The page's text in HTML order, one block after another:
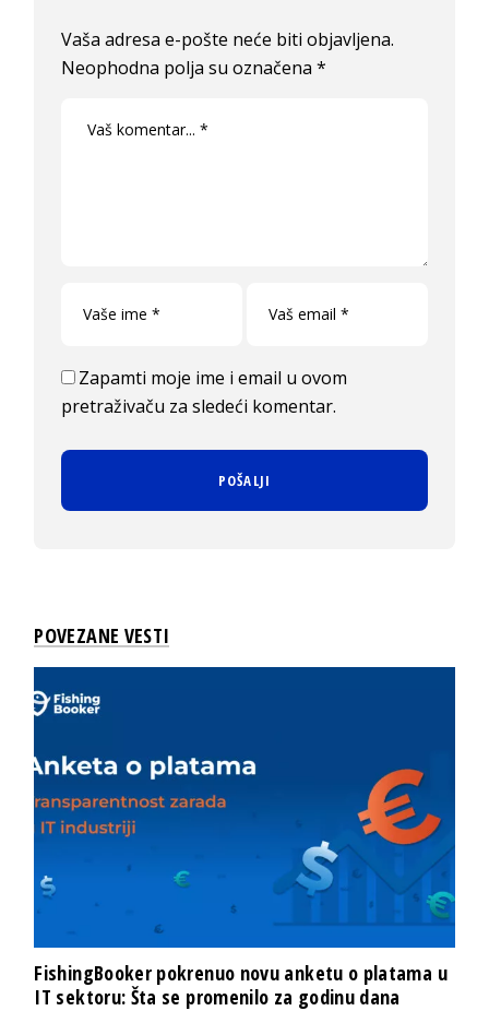
Vaša adresa e-pošte neće biti objavljena.
Neophodna polja su označena*
Zapamti moje ime i email u ovom
pretraživaču za sledeći komentar.
POVEZANE VESTI
FishingBooker pokrenuo novu anketu o platama u
IT sektoru: Šta se promenilo za godinu dana